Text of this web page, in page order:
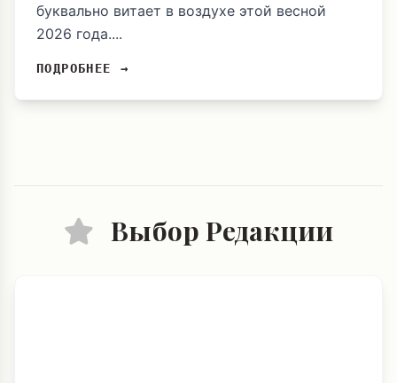
буквально витает в воздухе этой весной
2026 года....
ПОДРОБНЕЕ →
Выбор Редакции